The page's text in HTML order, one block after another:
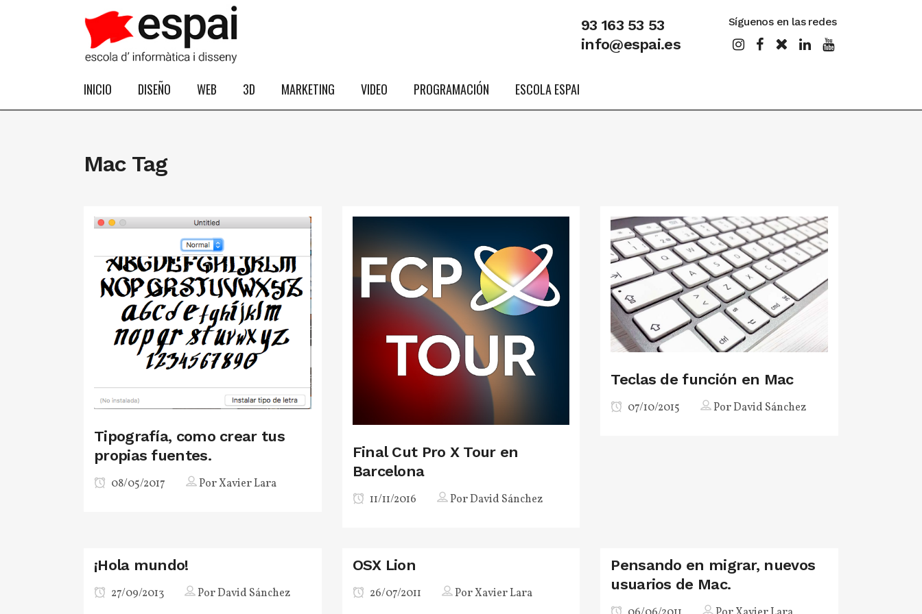
93 163 53 53
info@espai.es
Síguenos en las redes
INICIO DISEÑO WEB 3D MARKETING VIDEO PROGRAMACIÓN ESCOLA ESPAI
Mac Tag
Tipografía, como crear tus
propias fuentes.
08/05/2017 PorXavier Lara
Final Cut Pro X Tour en
Barcelona
11/11/2016 PorDavid Sánchez
Teclas de función en Mac
07/10/2015 PorDavid Sánchez
¡Hola mundo!
27/09/2013 PorDavid Sánchez
OSX Lion
26/07/2011 PorXavier Lara
Pensando en migrar, nuevos
usuarios de Mac.